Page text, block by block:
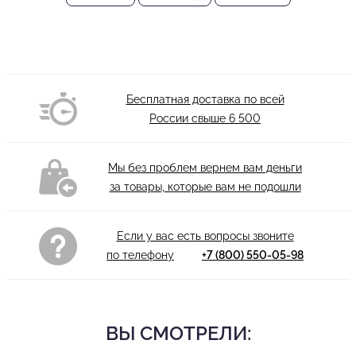
Бесплатная доставка по всей
России свыше 6 500
Мы без проблем вернем вам деньги
за товары, которые вам не подошли
Если у вас есть вопросы звоните
по телефону
+7 (800) 550-05-98
ВЫ СМОТРЕЛИ: